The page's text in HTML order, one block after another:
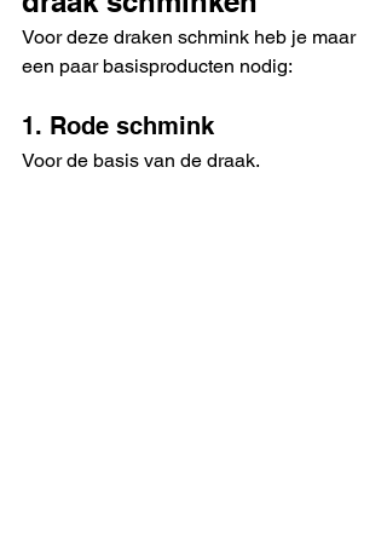
Voor deze draken schmink heb je maar
een paar basisproducten nodig:
1. Rode schmink
Voor de basis van de draak.